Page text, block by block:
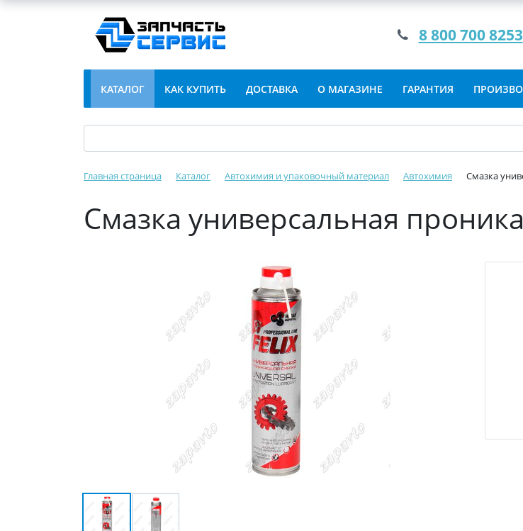
8 800 700 8253
КАТАЛОГ КАК КУПИТЬ ДОСТАВКА О МАГАЗИНЕ ГАРАНТИЯ
Главная страница Каталог Автохимия и упаковочный материал Автохимия Смазка
Смазка универсальная